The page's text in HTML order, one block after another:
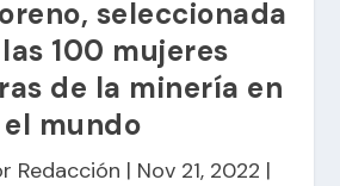
seleccionada
100 mujeres
de la minería en
el mundo
Redacción | Nov 21, 2022 |